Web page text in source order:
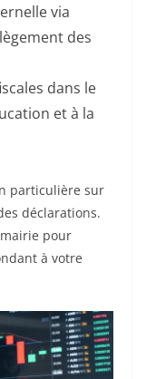
via
des
dans le
et à la
particulière sur
déclarations.
mairie pour
à votre